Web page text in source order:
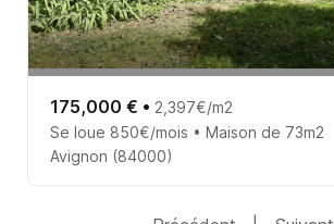
175,000 € • 2,397€/m2
Se loue 850€/mois • Maison de 73m2
Avignon (84000)